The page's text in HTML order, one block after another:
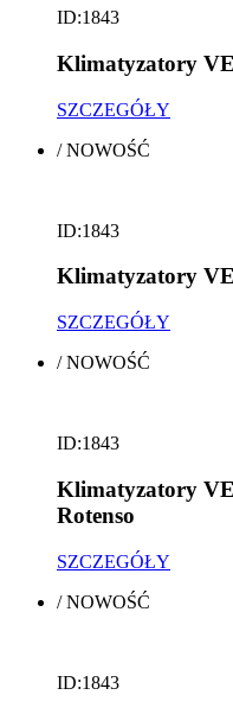
ID:1843
Klimatyzatory
SZCZEGÓŁY
/NOWOŚĆ
ID:1843
Klimatyzatory
SZCZEGÓŁY
/NOWOŚĆ
ID:1843
Klimatyzatory
Rotenso
SZCZEGÓŁY
/NOWOŚĆ
ID:1843